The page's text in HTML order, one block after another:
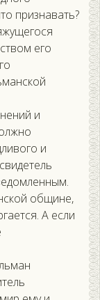
признавать?
его
и
и
общине,
А если